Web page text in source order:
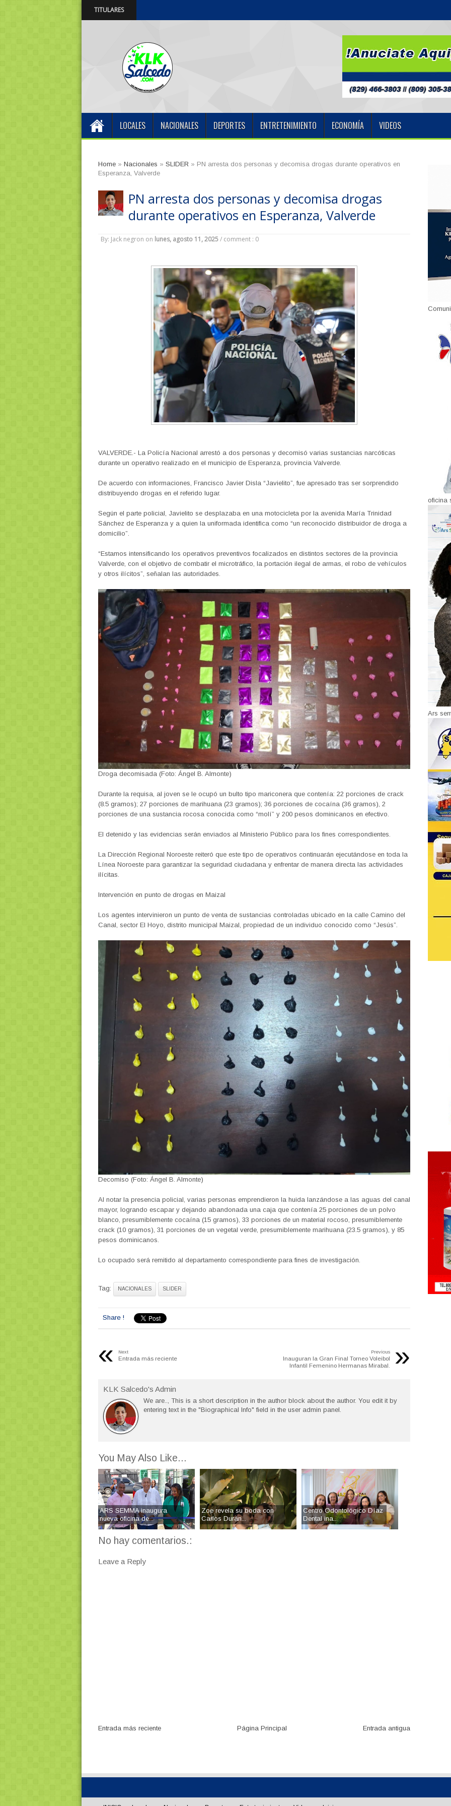
TITULARES
LOCALES NACIONALES DEPORTES ENTRETENIMIENTO ECONOMÍA VIDEOS
Home» Nacionales » SLIDER » PN arresta dos personas y decomisa drogas durante operativos en
Esperanza, Valverde
PN arresta dos personas y decomisa drogas
durante operativos en Esperanza, Valverde
By: Jack negron on lunes, agosto 11, 2025 / comment : 0
VALVERDE.- La Policía Nacional arrestó a dos personas y decomisó varias sustancias narcóticas
durante un operativo realizado en el municipio de Esperanza, provincia Valverde.
De acuerdo con informaciones, Francisco Javier Disla “Javielito”, fue apresado tras ser sorprendido
distribuyendo drogas en el referido lugar.
Según el parte policial, Javielito se desplazaba en una motocicleta por la avenida María Trinidad
Sánchez de Esperanza y a quien la uniformada identifica como “un reconocido distribuidor de droga a
domicilio”.
“Estamos intensificando los operativos preventivos focalizados en distintos sectores de la provincia
Valverde, con el objetivo de combatir el microtráfico, la portación ilegal de armas, el robo de vehículos
y otros ilícitos”, señalan las autoridades.
Droga decomisada (Foto: Ángel B. Almonte)
Durante la requisa, al joven se le ocupó un bulto tipo mariconera que contenía: 22 porciones de crack
(8.5 gramos); 27 porciones de marihuana (23 gramos); 36 porciones de cocaína (36 gramos), 2
porciones de una sustancia rocosa conocida como “molí” y 200 pesos dominicanos en efectivo.
El detenido y las evidencias serán enviados al Ministerio Público para los fines correspondientes.
La Dirección Regional Noroeste reiteró que este tipo de operativos continuarán ejecutándose en toda la
Línea Noroeste para garantizar la seguridad ciudadana y enfrentar de manera directa las actividades
ilícitas.
Intervención en punto de drogas en Maizal
Los agentes intervinieron un punto de venta de sustancias controladas ubicado en la calle Camino del
Canal, sector El Hoyo, distrito municipal Maizal, propiedad de un individuo conocido como “Jesús”.
Decomiso (Foto: Ángel B. Almonte)
Al notar la presencia policial, varias personas emprendieron la huida lanzándose a las aguas del canal
mayor, logrando escapar y dejando abandonada una caja que contenía 25 porciones de un polvo
blanco, presumiblemente cocaína (15 gramos), 33 porciones de un material rocoso, presumiblemente
crack (10 gramos), 31 porciones de un vegetal verde, presumiblemente marihuana (23.5 gramos), y 85
pesos dominicanos.
Lo ocupado será remitido al departamento correspondiente para fines de investigación.
Tag: NACIONALES SLIDER
Share !
« Next
Entrada más reciente »
Previous
Inauguran la Gran Final Torneo Voleibol
Infantil Femenino Hermanas Mirabal.
KLK Salcedo's Admin
We are.., This is a short description in the author block about the author. You edit it by
entering text in the "Biographical Info" field in the user admin panel.
You May Also Like...
ARS SEMMA inaugura
nueva oficina de...
Zoe revela su boda con
Carlos Durán...
Centro Odontológico Díaz
Dental ina...
No hay comentarios.:
Leave a Reply
Entrada más reciente Entrada antigua
Página Principal
oficina
Ars